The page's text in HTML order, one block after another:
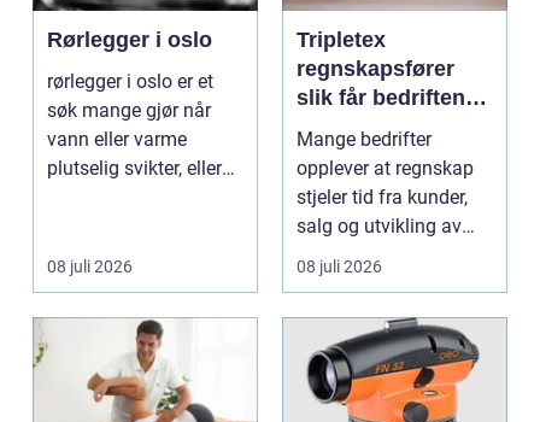
Rørlegger i oslo
rørlegger i oslo er et
søk mange gjør når
vann eller varme
plutselig svikter, eller
08 juli 2026
Tripletex
regnskapsfører
slik får bedriften
mer ut av
regnskapet
Mange bedrifter
opplever at regnskap
stjeler tid fra kunder,
salg og utvikling av
virksomheten. Samt...
08 juli 2026